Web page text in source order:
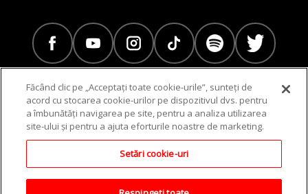
Program TV
© 2019-2023 AETN UK. toate drepturile rezervate. Prin utilizarea
Făcând clic pe „Acceptați toate cookie-urile”, sunteți de
acord cu stocarea cookie-urilor pe dispozitivul dvs. pentru
a îmbunătăți navigarea pe site, pentru a analiza utilizarea
site-ului și pentru a ajuta eforturile noastre de marketing.
Setări cookie-uri